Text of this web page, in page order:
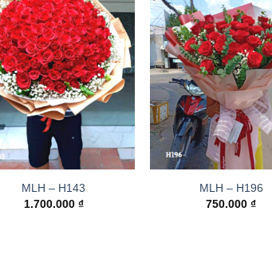
MLH – H143
1.700.000 ₫
MLH – H196
750.000₫